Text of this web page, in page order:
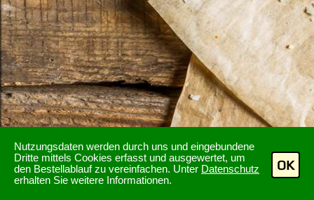
Nutzungsdaten werden durch uns und eingebundene
Dritte mittels Cookies erfasst und ausgewertet, um
den Bestellablauf zu vereinfachen. Unter Datenschutz
erhalten Sie weitere Informationen.
OK